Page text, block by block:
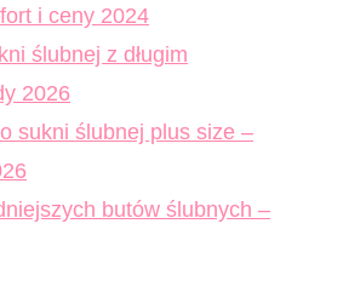
i ceny 2024
ślubnej z długim
2026
sukni ślubnej plus size –
butów ślubnych –